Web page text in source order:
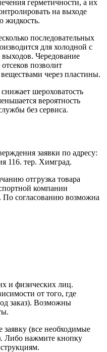
герметичности, а их
на выходе
жидкость.
последовательных
для холодной с
Чередование
позволит
через пластины.
шероховатость
вероятность
без сервиса.
заявки по адресу:
116. тер. Химград.
отгрузка товара
компании
согласованию возможна
и физических лиц.
от того, где
заказ). Возможны
заявку (все необходимые
Либо нажмите кнопку